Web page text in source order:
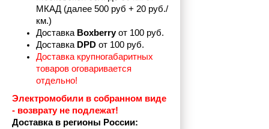
МКАД (далее 500 руб + 20 руб./
км.)
Доставка Boxberry от 100 руб.
Доставка DPD от 100 руб.
Доставка крупногабаритных
товаров оговаривается
отдельно!
Электромобили в собранном виде
- возврату не подлежат!
Доставка в регионы России: